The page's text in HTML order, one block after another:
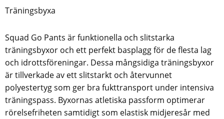
Träningsbyxa
Squad Go Pants är funktionella och slitstarka
träningsbyxor och ett perfekt basplagg för de flesta lag
och idrottsföreningar. Dessa mångsidiga träningsbyxor
är tillverkade av ett slitstarkt och återvunnet
polyestertyg som ger bra fukttransport under intensiva
träningspass. Byxornas atletiska passform optimerar
rörelsefriheten samtidigt som elastisk midjeresår med